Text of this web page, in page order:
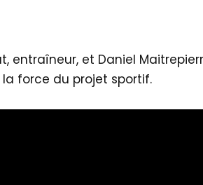
entraîneur, et Daniel
force du projet sportif.